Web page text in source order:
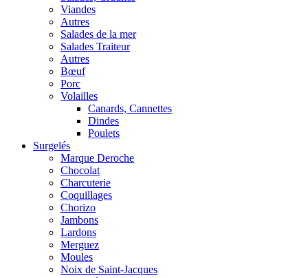
Viandes
Autres
Salades de la mer
Salades Traiteur
Autres
Bœuf
Porc
Volailles
Canards, Cannettes
Dindes
Poulets
Surgelés
Marque Deroche
Chocolat
Charcuterie
Coquillages
Chorizo
Jambons
Lardons
Merguez
Moules
Noix de Saint-Jacques